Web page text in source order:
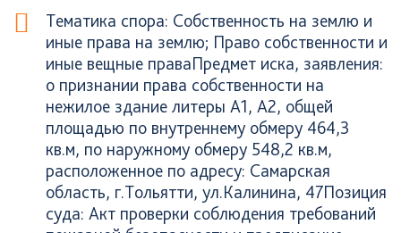
Тематика спора: Собственность на землю и
иные права на землю; Право собственности и
иные вещные праваПредмет иска, заявления:
о признании права собственности на
нежилое здание литеры А1, А2, общей
площадью по внутреннему обмеру 464,3
кв.м, по наружному обмеру 548,2 кв.м,
расположенное по адресу: Самарская
область, г.Тольятти, ул.Калинина, 47Позиция
суда: Акт проверки соблюдения требований